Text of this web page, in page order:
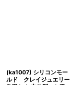
(ka1007) シリコンモー
ルド クレイジュエリー